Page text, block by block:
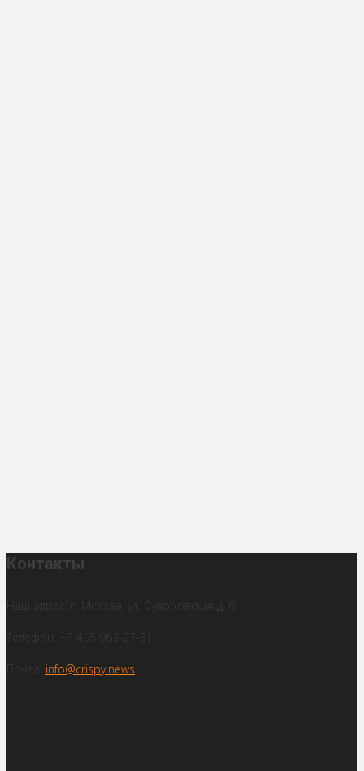
Контакты
Наш адрес: г. Москва, ул. Суворовская д. 6
Телефон: +7 495 963-27-31
Почта: info@crispy.news